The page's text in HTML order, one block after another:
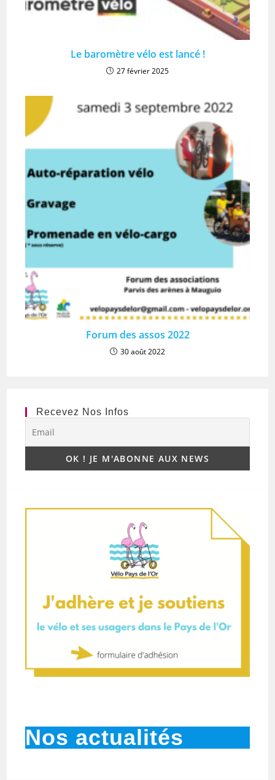
Le baromètre vélo est lancé !
27 février 2025
Forum des assos 2022
30 août 2022
Recevez Nos Infos
Nos actualités